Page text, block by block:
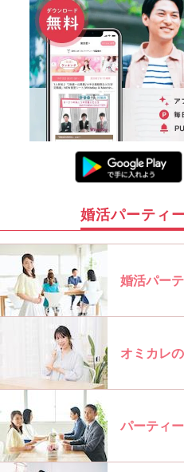
婚活パーティ
婚活パー
オミカレ
パーティ